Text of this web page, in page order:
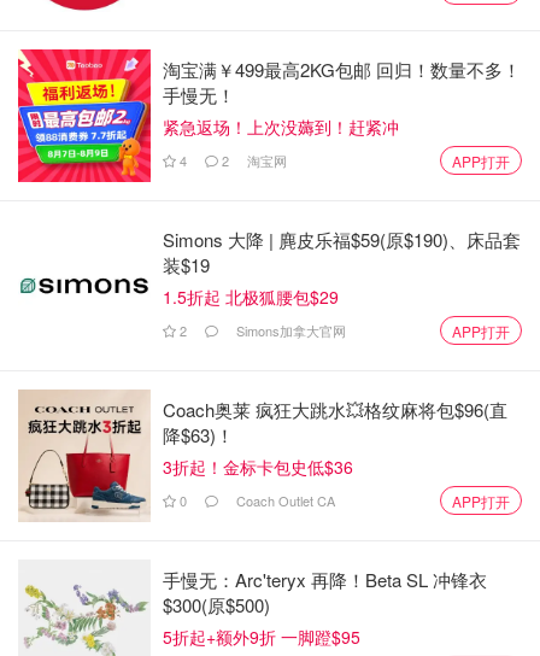
淘宝满￥499最高2KG包邮 回归！数量不多！
手慢无！
紧急返场！上次没薅到！赶紧冲
4 2 淘宝网 APP打开
Simons 大降 | 麂皮乐福$59(原$190)、床品套
装$19
1.5折起 北极狐腰包$29
2 Simons加拿大官网 APP打开
Coach奥莱 疯狂大跳水💥格纹麻将包$96(直
降$63)！
3折起！金标卡包史低$36
0 Coach Outlet CA APP打开
手慢无：Arc'teryx 再降！Beta SL 冲锋衣
$300(原$500)
5折起+额外9折 一脚蹬$95